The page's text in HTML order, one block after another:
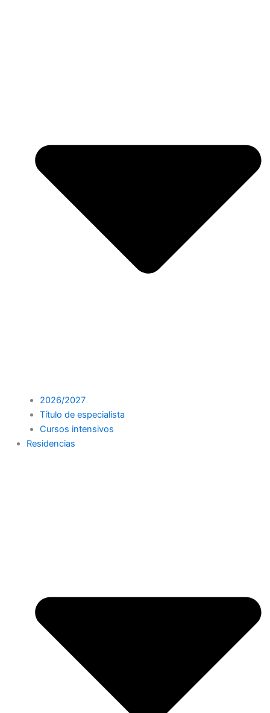
2026/2027
Título de especialista
Cursos intensivos
Residencias